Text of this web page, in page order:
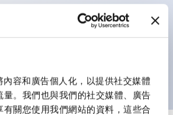
容和廣告個人化，以提供社交媒體
量。我們也與我們的社交媒體、廣告
有關您使用我們網站的資料，這些合
※11段接點塊）、59.9mm（※22段
空間設計。